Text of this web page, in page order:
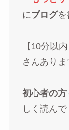
にブログを
【10分以
さんありま
初心者の方
しく読んで